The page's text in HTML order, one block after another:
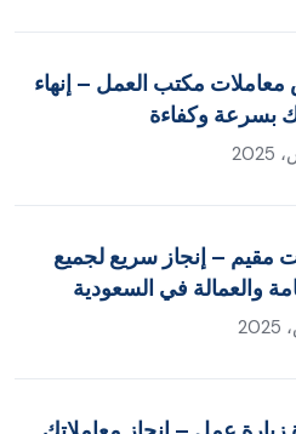
مكتب العمل – إنهاء
بسرعة وكفاءة
مقيم – إنجاز سريع لجميع
والعمالة في السعودية